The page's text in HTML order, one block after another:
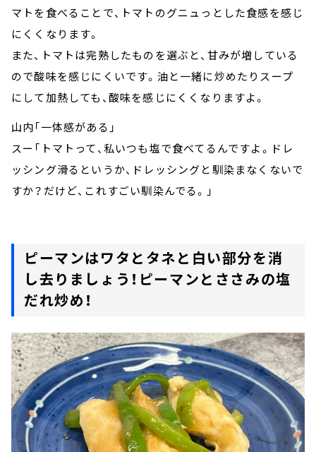
マトを食べることで、トマトのグニュっとした食感を感じ
にくくなります。
また、トマトは完熟したものを選ぶと、甘みが増している
ので酸味を感じにくいです。油と一緒に炒めたりスープ
にして加熱しても、酸味を感じにくくなりますよ。
山内「一体感がある」
スー「トマトって、私いつも塩で食べてるんですよ。ドレ
ッシング滑るというか、ドレッシングと馴染まなくないで
すか？だけど、これすごい馴染んでる。」
ピーマンはワタとタネと白い部分を消
し去りましょう！ピーマンとささみの塩
だれ炒め！